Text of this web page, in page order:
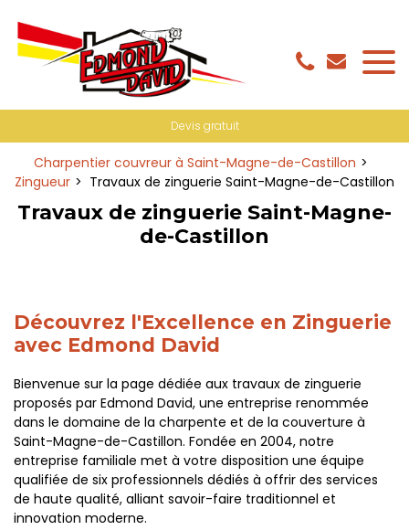
Devis gratuit
Charpentier couvreur à Saint-Magne-de-Castillon
Zingueur
Travaux de zinguerie Saint-Magne-de-Castillon
Travaux de zinguerie Saint-Magne-
de-Castillon
Découvrez l'Excellence en Zinguerie
avec Edmond David
Bienvenue sur la page dédiée aux travaux de zinguerie
proposés par Edmond David, une entreprise renommée
dans le domaine de la charpente et de la couverture à
Saint-Magne-de-Castillon. Fondée en 2004, notre
entreprise familiale met à votre disposition une équipe
qualifiée de six professionnels dédiés à offrir des services
de haute qualité, alliant savoir-faire traditionnel et
innovation moderne.